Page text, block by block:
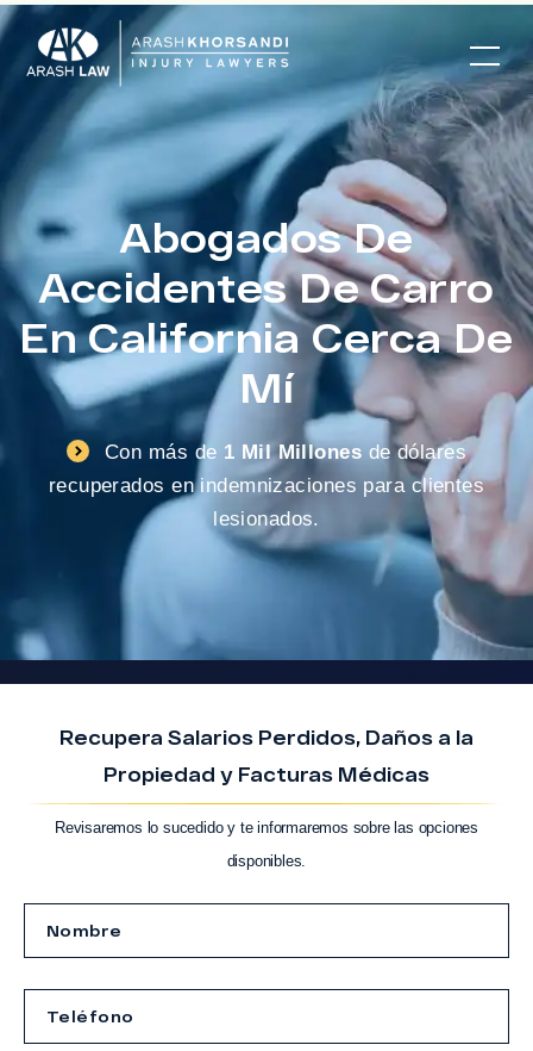
Abogados De
Accidentes De Carro
En California Cerca De
Mí
Con más de 1 Mil Millones de dólares
recuperados en indemnizaciones para clientes
lesionados.
Recupera Salarios Perdidos, Daños a la
Propiedad y Facturas Médicas
Revisaremos lo sucedido y te informaremos sobre las opciones
disponibles.